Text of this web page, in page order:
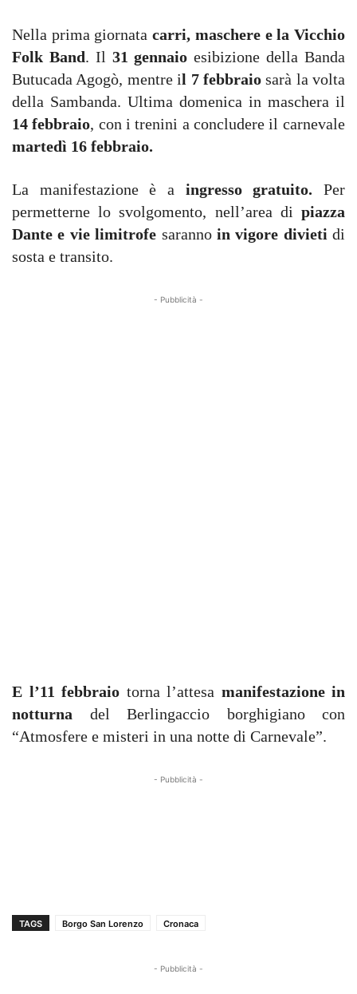
Nella prima giornatacarri, maschere e la Vicchio
Folk Band. Il 31 gennaio esibizione della Banda
Butucada Agogò, mentre il 7 febbraiosarà la volta
della Sambanda. Ultima domenica in maschera il
14 febbraio, con i trenini a concludere il carnevale
martedì 16 febbraio.
La manifestazione è a ingresso gratuito. Per
permetterne lo svolgomento, nell’area di piazza
Dante e vie limitrofe sarannoin vigore divieti di
sosta e transito.
- Pubblicità -
E l’11 febbraio torna l’attesa manifestazione in
notturna del Berlingaccio borghigiano con
“Atmosfere e misteri in una notte di Carnevale”.
- Pubblicità -
TAGS Borgo San Lorenzo Cronaca
- Pubblicità -